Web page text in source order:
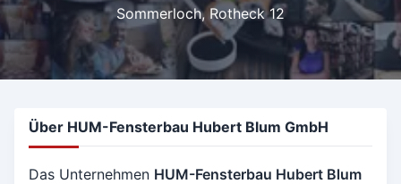
Sommerloch, Rotheck 12
Über HUM-Fensterbau Hubert Blum GmbH
Das Unternehmen HUM-Fensterbau Hubert Blum